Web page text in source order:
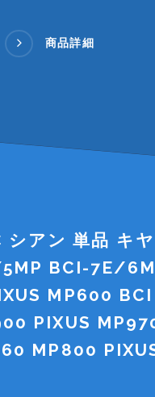
商品詳細
アン 単品 キ
BCI-7E/
MP600 BCI
PIXUS
MP800